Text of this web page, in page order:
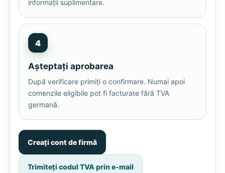
informații suplimentare.
4
Așteptați aprobarea
După verificare primiți o confirmare. Numai apoi
comenzile eligibile pot fi facturate fără TVA
germană.
Creați cont de firmă
Trimiteți codul TVA prin e-mail